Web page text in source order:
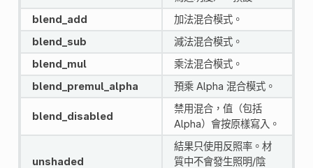
blend_add
加法混合模式。
blend_sub
減法混合模式。
blend_mul
乘法混合模式。
blend_premul_alpha
預乘 Alpha 混合模式。
blend_disabled
禁用混合，值（包括
Alpha）會按原樣寫入。
unshaded
結果只使用反照率。材
質中不會發生照明/陰